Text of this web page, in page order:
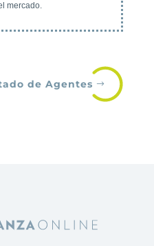
mercado.
de Agentes